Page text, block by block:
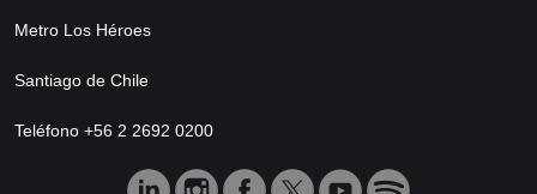
Metro Los Héroes
Santiago de Chile
Teléfono +56 2 2692 0200